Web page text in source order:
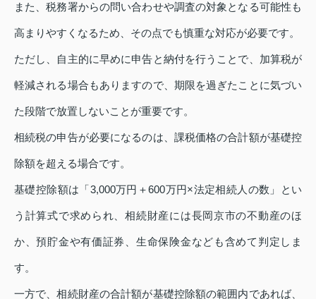
また、税務署からの問い合わせや調査の対象となる可能性も
高まりやすくなるため、その点でも慎重な対応が必要です。
ただし、自主的に早めに申告と納付を行うことで、加算税が
軽減される場合もありますので、期限を過ぎたことに気づい
た段階で放置しないことが重要です。
相続税の申告が必要になるのは、課税価格の合計額が基礎控
除額を超える場合です。
基礎控除額は「3,000万円＋600万円×法定相続人の数」とい
う計算式で求められ、相続財産には長岡京市の不動産のほ
か、預貯金や有価証券、生命保険金なども含めて判定しま
す。
一方で、相続財産の合計額が基礎控除額の範囲内であれば、